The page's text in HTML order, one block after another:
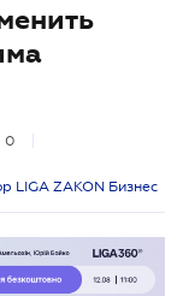
0
LIGA ZAKON Бизнес